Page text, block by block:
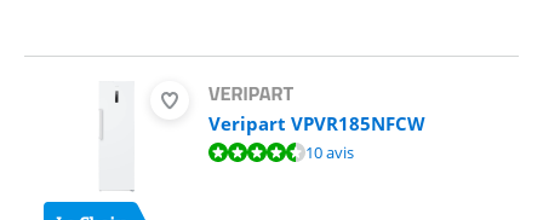
Veripart VPVR185NFCW
La note est de 8,8 sur 10, basée sur 10 avis.10 avis